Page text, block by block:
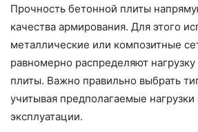
Прочность бетонной плиты
качества армирования. Для этого
металлические или композитные
равномерно распределяют
плиты. Важно правильно выбрать
учитывая предполагаемые нагрузки
эксплуатации.